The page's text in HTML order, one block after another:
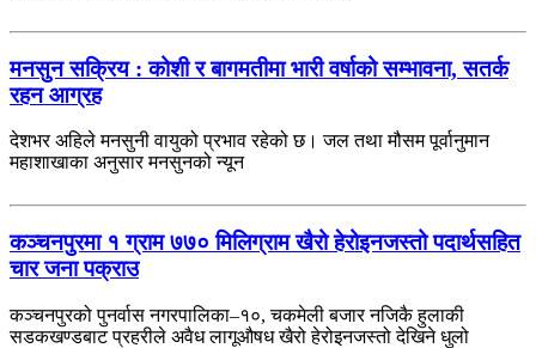
मनसुन सक्रिय : कोशी र बागमतीमा भारी वर्षाको सम्भावना, सतर्क
रहन आग्रह
देशभर अहिले मनसुनी वायुको प्रभाव रहेको छ। जल तथा मौसम पूर्वानुमान
महाशाखाका अनुसार मनसुनको न्यून
कञ्चनपुरमा १ ग्राम ७७० मिलिग्राम खैरो हेरोइनजस्तो पदार्थसहित
चार जना पक्राउ
कञ्चनपुरको पुनर्वास नगरपालिका–१०, चकमेली बजार नजिकै हुलाकी
सडकखण्डबाट प्रहरीले अवैध लागूऔषध खैरो हेरोइनजस्तो देखिने धुलो